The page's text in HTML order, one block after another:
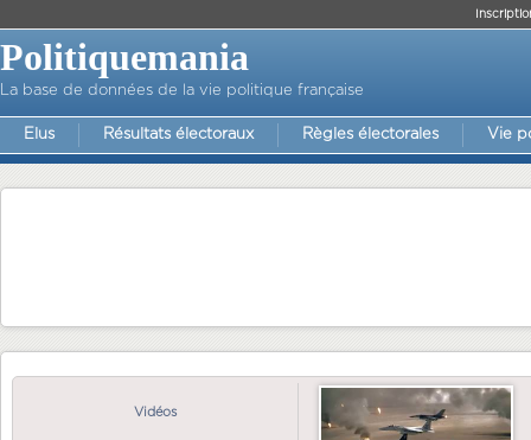
Politiquemania
La base de données de la vie politique française
Elus Résultats électoraux Règles électorales Vie
Vidéos